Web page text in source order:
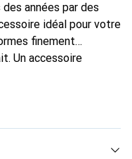
années par des
idéal pour votre
finement
Un accessoire
pour ses